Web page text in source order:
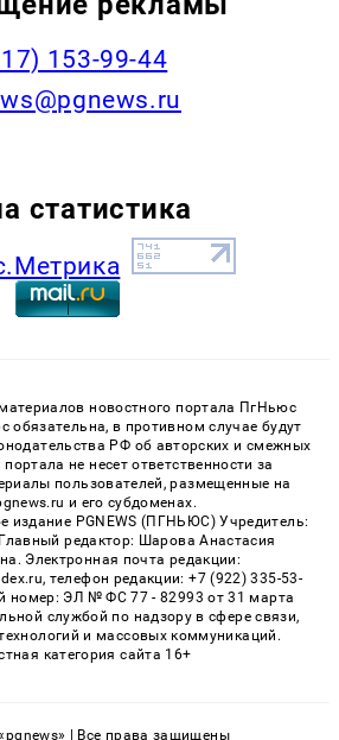
153-99-44
статистика
новостного портала ПгНьюс
обязательна, в противном случае будут
РФ об авторских и смежных
не несет ответственности за
пользователей, размещенные на
и его субдоменах.
издание PGNEWS (ПГНЬЮС) Учредитель:
редактор: Шарова Анастасия
Электронная почта редакции:
телефон редакции: +7 (922) 335-53-
номер: ЭЛ № ФС 77 - 82993 от 31 марта
службой по надзору в сфере связи,
и массовых коммуникаций.
категория сайта 16+
| Все права защищены